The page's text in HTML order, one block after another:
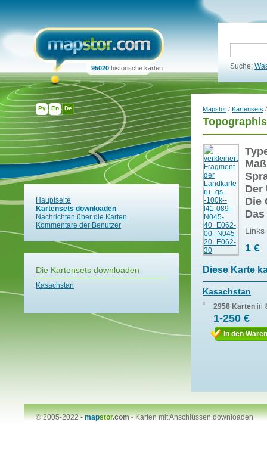
Ру En De
95020 historische karten Suche:
Hauptseite
Kartensets downloaden
Nachrichten über die Karten
Kommentare der Benutzer
Die Kartensets downloaden
Kasachstan
Mapstor / Kartensets
Der
Die
1 €
Diese Karte
Kasachstan
2958 Karten in
1-250 €
In den
© 2005-2022 -mapstor.com-Karten mit Anschlüssen downloaden